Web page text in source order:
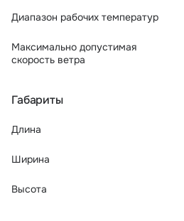
Диапазон рабочих температур
Максимально допустимая
скорость ветра
Габариты
Длина
Ширина
Высота